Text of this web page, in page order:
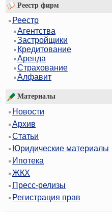
Реестр фирм
Реестр
Агентства
Застройщики
Кредитование
Аренда
Страхование
Алфавит
Материалы
Новости
Архив
Статьи
Юридические материалы
Ипотека
ЖКХ
Пресс-релизы
Регистрация прав